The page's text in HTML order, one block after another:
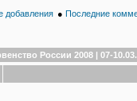
добавления ● Последние
России 2008 | 07-